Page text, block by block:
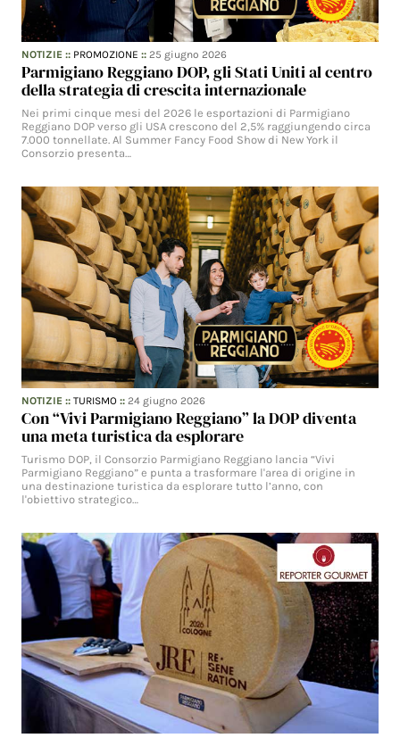
NOTIZIE :: PROMOZIONE ::25 giugno 2026
Parmigiano Reggiano DOP, gli Stati Uniti al centro
della strategia di crescita internazionale
Nei primi cinque mesi del 2026 le esportazioni di Parmigiano
Reggiano DOP verso gli USA crescono del 2,5% raggiungendo circa
7.000 tonnellate. Al Summer Fancy Food Show di New York il
Consorzio presenta…
NOTIZIE ::TURISMO ::24 giugno 2026
Con “Vivi Parmigiano Reggiano” la DOP diventa
una meta turistica da esplorare
Turismo DOP, il Consorzio Parmigiano Reggiano lancia “Vivi
Parmigiano Reggiano” e punta a trasformare l'area di origine in
una destinazione turistica da esplorare tutto l’anno, con
l'obiettivo strategico…